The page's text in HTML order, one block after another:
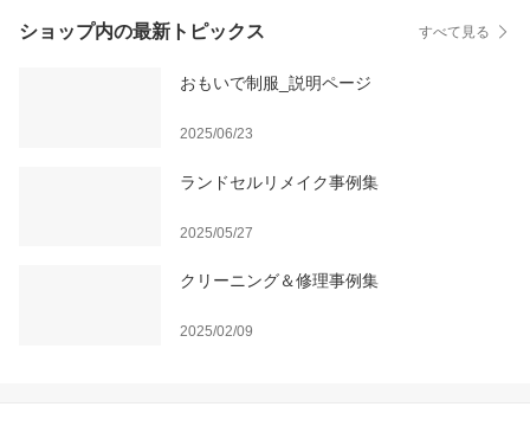
ショップ内の最新トピックス すべて見る
おもいで制服_説明ページ
2025/06/23
ランドセルリメイク事例集
2025/05/27
クリーニング＆修理事例集
2025/02/09